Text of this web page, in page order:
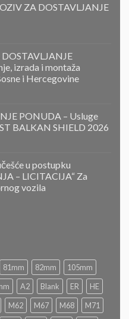
ZA DOSTAVLJANJE
izrada i montaža
i Hercegovine
PONUDA – Usluge
BALKAN SHIELD 2026
u postupku
– LICITACIJA“ Za
vozila
81mm 82mm
105mm
A2 Blank ER
HE
M62 M67 M68
M71